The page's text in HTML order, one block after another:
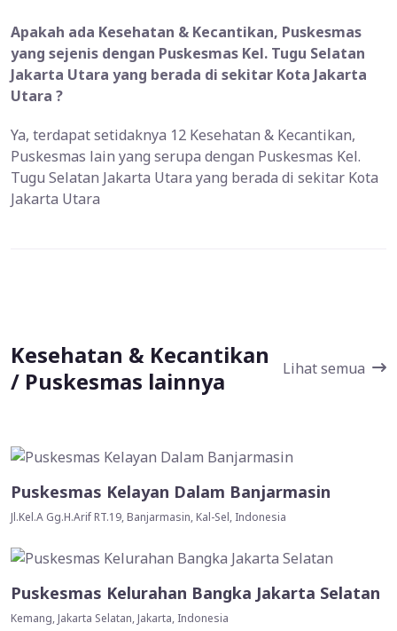
Apakah ada Kesehatan & Kecantikan, Puskesmas
yang sejenis dengan Puskesmas Kel. Tugu Selatan
Jakarta Utara yang berada di sekitar Kota Jakarta
Utara ?
Ya, terdapat setidaknya 12 Kesehatan & Kecantikan,
Puskesmas lain yang serupa dengan Puskesmas Kel.
Tugu Selatan Jakarta Utara yang berada di sekitar Kota
Jakarta Utara
Kesehatan & Kecantikan
/ Puskesmas lainnya
Lihat semua
Puskesmas Kelayan Dalam Banjarmasin
Jl.Kel.A Gg.H.Arif RT.19, Banjarmasin, Kal-Sel, Indonesia
Puskesmas Kelurahan Bangka Jakarta Selatan
Kemang, Jakarta Selatan, Jakarta, Indonesia